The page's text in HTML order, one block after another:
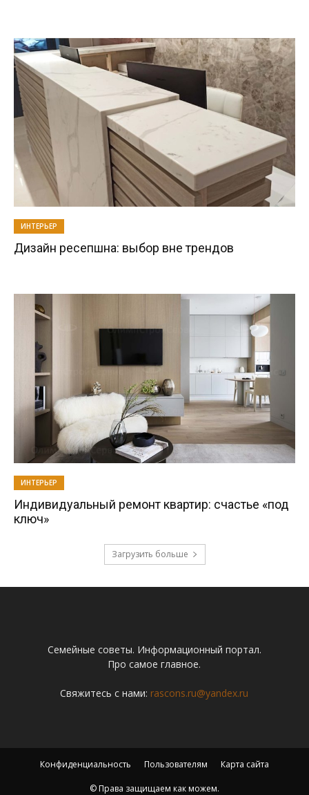
ИНТЕРЬЕР
Дизайн ресепшна: выбор вне трендов
ИНТЕРЬЕР
Индивидуальный ремонт квартир: счастье «под
ключ»
Загрузить больше
Семейные советы. Информационный портал.
Про самое главное.
Свяжитесь с нами: rascons.ru@yandex.ru
Конфиденциальность Пользователям Карта сайта
© Права защищаем как можем.